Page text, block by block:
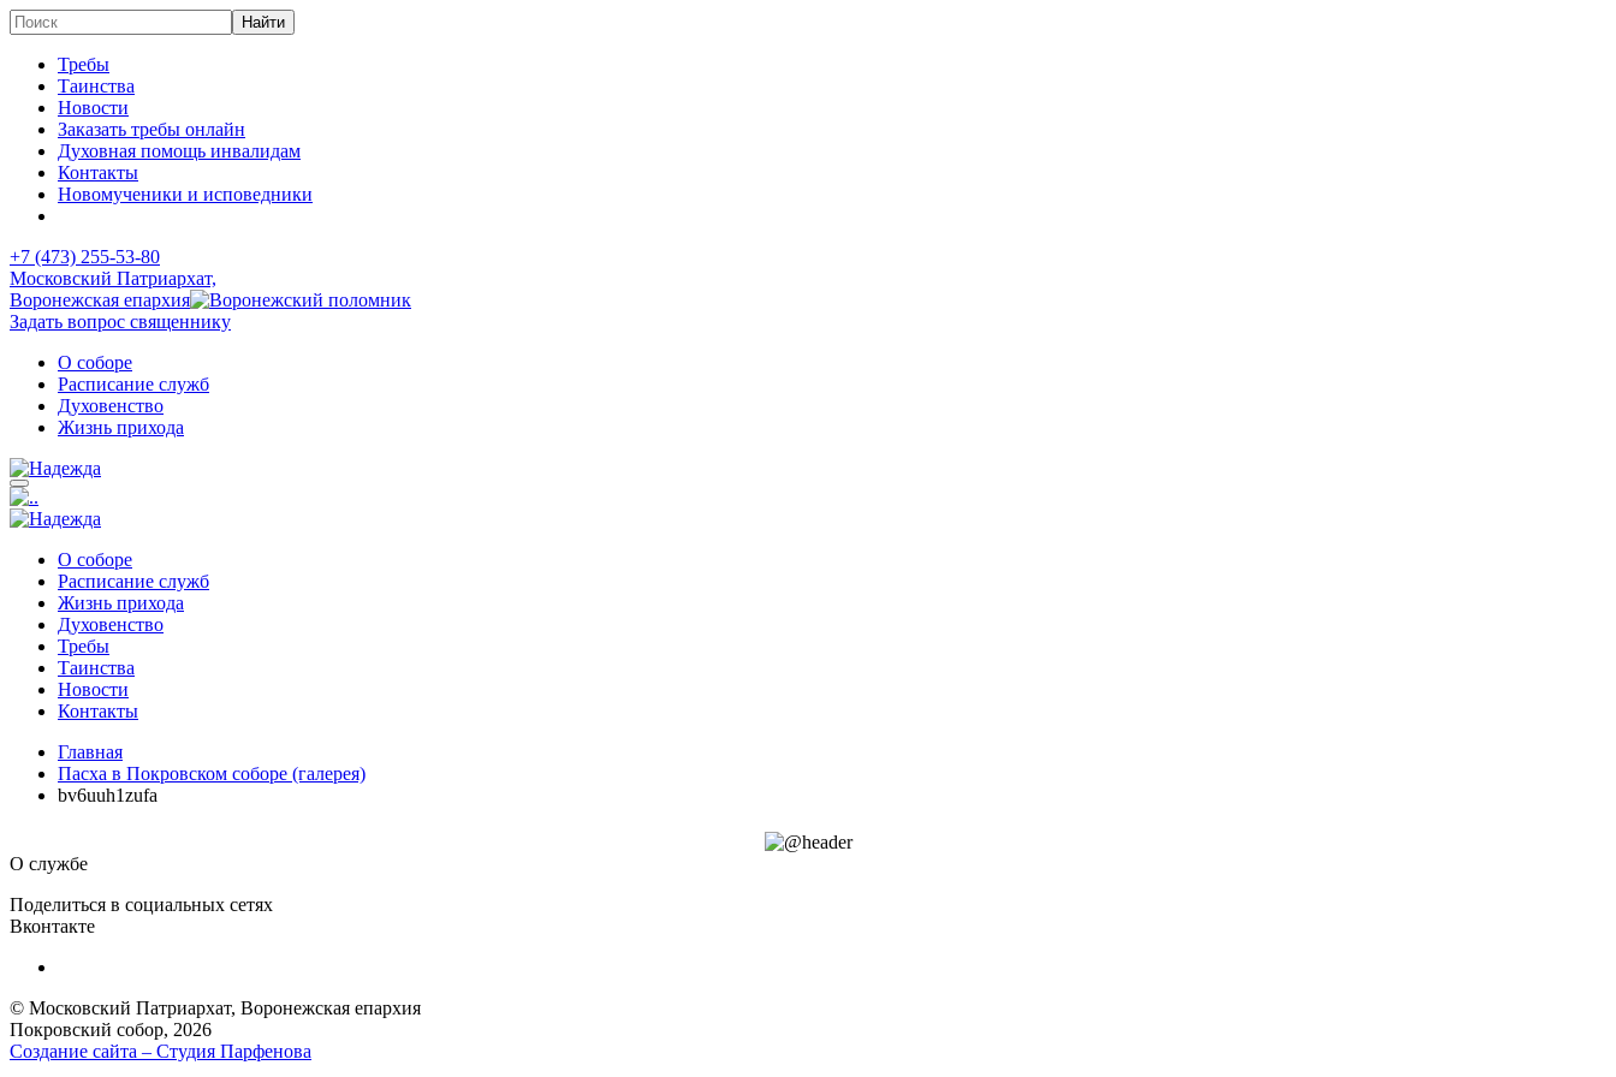
Требы
Таинства
Новости
Заказать требы онлайн
Духовная помощь инвалидам
Контакты
Новомученики и исповедники
+7 (473) 255-53-80
Московский Патриархат,
Воронежская епархия
Задать вопрос священнику
О соборе
Расписание служб
Духовенство
Жизнь прихода
О соборе
Расписание служб
Жизнь прихода
Духовенство
Требы
Таинства
Новости
Контакты
Главная
Пасха в Покровском соборе (галерея)
bv6uuh1zufa
О службе
Поделиться в социальных сетях
Вконтакте
© Московский Патриархат, Воронежcкая епархия
Покровский собор, 2026
Создание сайта – Cтудия Парфенова